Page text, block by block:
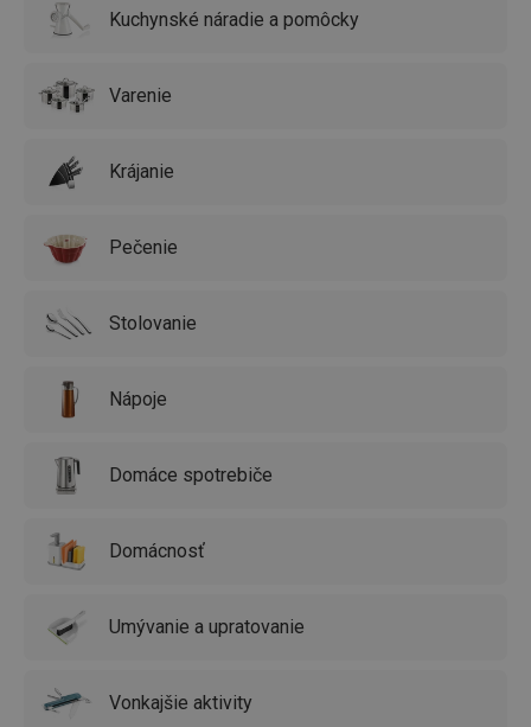
Kuchynské náradie a pomôcky
Varenie
Krájanie
Pečenie
Stolovanie
Nápoje
Domáce spotrebiče
Domácnosť
Umývanie a upratovanie
Vonkajšie aktivity